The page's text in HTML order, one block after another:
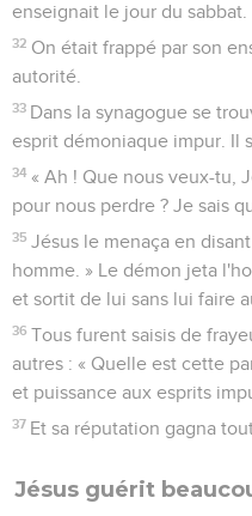
enseignait le jour du sabbat.
32 On était frappé par son
autorité.
33 Dans la synagogue se
esprit démoniaque impur. Il
34 « Ah ! Que nous veux-tu,
pour nous perdre ? Je sais
35 Jésus le menaça en
homme. » Le démon jeta
et sortit de lui sans lui faire
36 Tous furent saisis de
autres : « Quelle est cette
et puissance aux esprits
37 Et sa réputation gagna
Jésus guérit